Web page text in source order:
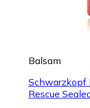
Balsam
Schwarzkopf
Rescue